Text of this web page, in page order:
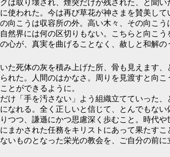
取り壊され、煙突だけが残された、と聞
使われた。今は再び草花が神さまを賛美し
向こうは収容所の外。高い木々、その向こ
然界には何の区切りもない。こちらと向こ
が、真実を曲げることなく、赦しと和解の
た死体の灰を積み上げた所、骨も見えます
れた。人間のはかなさ。周りを見渡すと向
とができるように。
け「手を汚さない」よう組織立てていった
なれる。全く正しいと信じて、とんでもな
つつ、謙遜にかつ思慮深く歩むこと。時代
かされた任務をキリストにあって果たすこ
ものとなった栄光の教会を、ご自分の前に